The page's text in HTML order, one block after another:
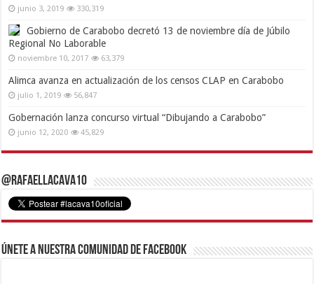
junio 3, 2019 330,319
Gobierno de Carabobo decretó 13 de noviembre día de Júbilo
Regional No Laborable
noviembre 10, 2017 63,379
Alimca avanza en actualización de los censos CLAP en Carabobo
julio 1, 2019 56,847
Gobernación lanza concurso virtual “Dibujando a Carabobo”
junio 12, 2020 45,829
@RafaelLacava10
Únete a nuestra comunidad de Facebook